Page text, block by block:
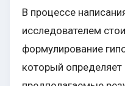
В процессе
исследователем
формулирование
который определяет